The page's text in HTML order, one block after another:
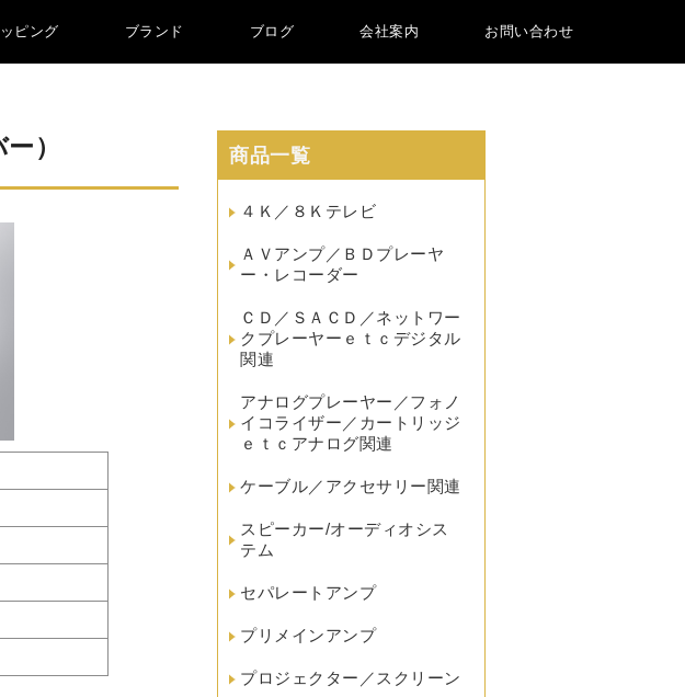
ピング ブランド ブログ 会社案内 お問い合わせ
） 商品一覧
４Ｋ／８Ｋテレビ
ＡＶアンプ／ＢＤプレーヤ
ー・レコーダー
ＣＤ／ＳＡＣＤ／ネットワー
クプレーヤーｅｔｃデジタル
関連
アナログプレーヤー／フォノ
イコライザー／カートリッジ
ｅｔｃアナログ関連
ケーブル／アクセサリー関連
スピーカー/オーディオシス
テム
セパレートアンプ
プリメインアンプ
プロジェクター／スクリーン